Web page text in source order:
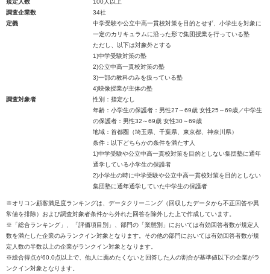
規定人数
100人以上
調査企業数
34社
定義
中学受験や公立中高一貫校対策を目的とせず、小学生を対象に
一定のカリキュラムに沿った形で集団授業を行っている塾
ただし、以下は対象外とする
1)中学受験対策の塾
2)公立中高一貫校対策の塾
3)一部の教科のみを扱っている塾
4)映像授業が主体の塾
調査対象者
性別：指定なし
年齢：小学生の保護者：男性27～69歳 女性25～69歳／中学生
の保護者：男性32～69歳 女性30～69歳
地域：首都圏（埼玉県、千葉県、東京都、神奈川県）
条件：以下どちらかの条件を満たす人
1)中学受験や公立中高一貫校対策を目的としない集団塾に通年
通学している小学生の保護者
2)小学生の時に中学受験や公立中高一貫校対策を目的としない
集団塾に通年通学していた中学生の保護者
※オリコン顧客満足度ランキングは、データクリーニング（回収したデータから不正回答や異
常値を排除）および調査対象者条件から外れた回答を除外した上で作成しています。
※「総合ランキング」、「評価項目別」、部門の「業態別」においては有効回答者数が規定人
数を満たした企業のみランクイン対象となります。その他の部門においては有効回答者数が規
定人数の半数以上の企業がランクイン対象となります。
※総合得点が60.0点以上で、他人に薦めたくないと回答した人の割合が基準値以下の企業がラ
ンクイン対象となります。